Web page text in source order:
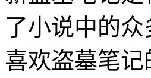
了小说中的
喜欢盗墓笔